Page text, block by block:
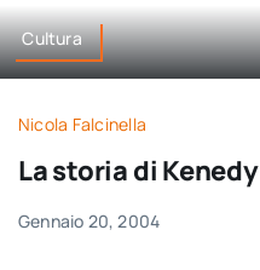
Cultura
Nicola Falcinella
La storia di Kenedy
Gennaio 20, 2004